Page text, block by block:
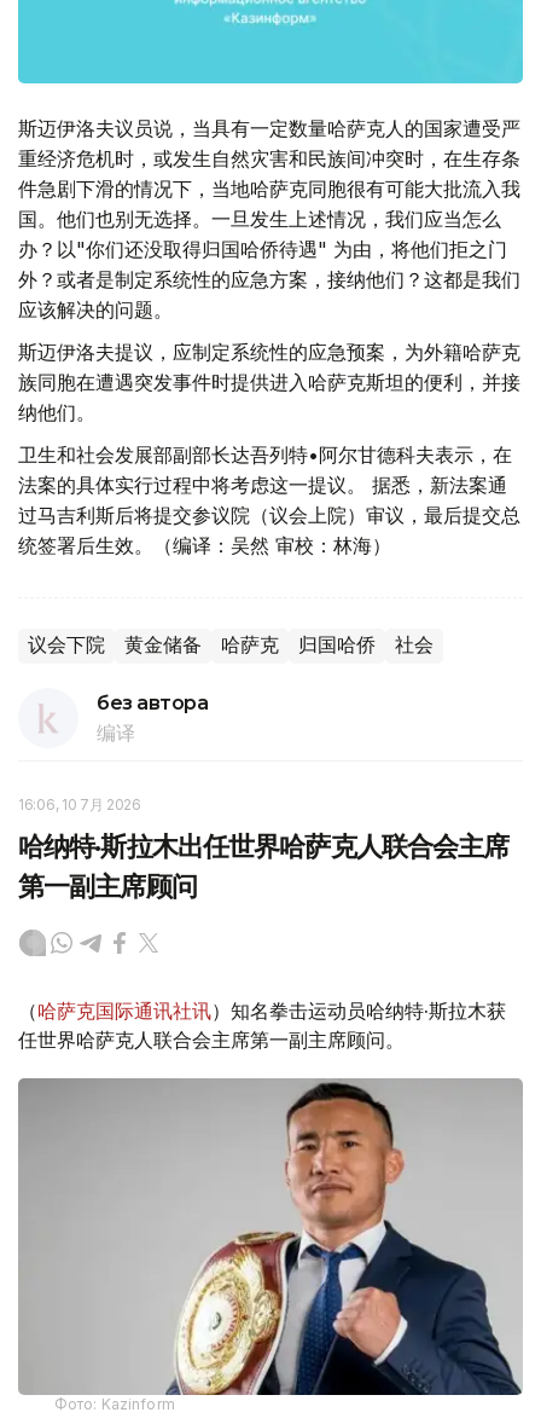
斯迈伊洛夫议员说，当具有一定数量哈萨克人的国家遭受严
重经济危机时，或发生自然灾害和民族间冲突时，在生存条
件急剧下滑的情况下，当地哈萨克同胞很有可能大批流入我
国。他们也别无选择。一旦发生上述情况，我们应当怎么
办？以"你们还没取得归国哈侨待遇" 为由，将他们拒之门
外？或者是制定系统性的应急方案，接纳他们？这都是我们
应该解决的问题。
斯迈伊洛夫提议，应制定系统性的应急预案，为外籍哈萨克
族同胞在遭遇突发事件时提供进入哈萨克斯坦的便利，并接
纳他们。
卫生和社会发展部副部长达吾列特•阿尔甘德科夫表示，在
法案的具体实行过程中将考虑这一提议。 据悉，新法案通
过马吉利斯后将提交参议院（议会上院）审议，最后提交总
统签署后生效。（编译：吴然 审校：林海）
议会下院 黄金储备 哈萨克 归国哈侨 社会
без автора
编译
16:06, 10 7月 2026
哈纳特·斯拉木出任世界哈萨克人联合会主席
第一副主席顾问
（哈萨克国际通讯社讯）知名拳击运动员哈纳特·斯拉木获
任世界哈萨克人联合会主席第一副主席顾问。
Фото: Kazinform